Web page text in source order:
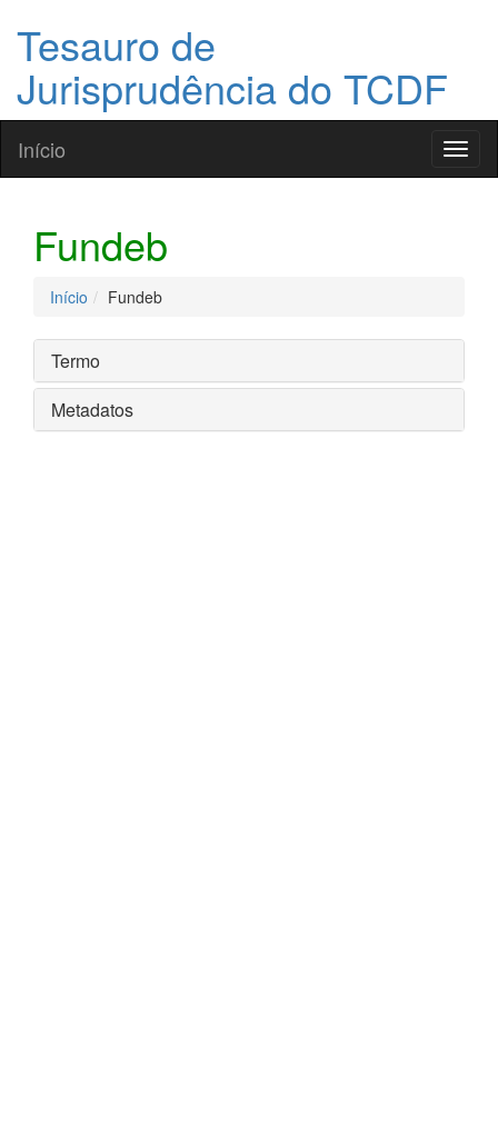
Tesauro de
Jurisprudência do TCDF
Início
Fundeb
Início Fundeb
Termo
Metadatos